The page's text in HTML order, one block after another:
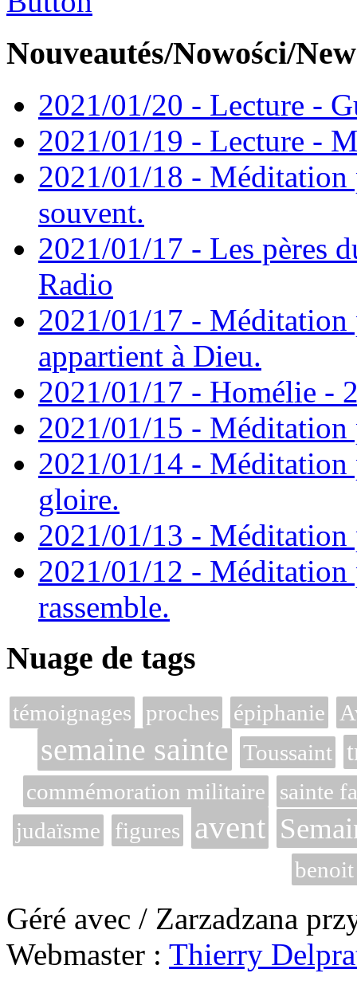
Nouveautés/Nowości/
2021/01/20 - Lecture -
2021/01/19 - Lecture -
2021/01/18 - Méditation
souvent.
2021/01/17 - Les pères
Radio
2021/01/17 - Méditation
appartient à Dieu.
2021/01/17 - Homélie -
2021/01/15 - Méditation
2021/01/14 - Méditation
gloire.
2021/01/13 - Méditation
2021/01/12 - Méditation
rassemble.
Nuage de tags
témoignages proches épiphanie
semaine sainte Toussaint
commémoration militaire
sainte
judaïsme
figures avent
Géré avec / Zarzadzana
Webmaster : Thierry